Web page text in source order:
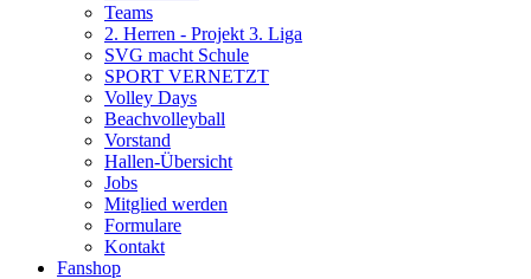
Teams
2. Herren - Projekt 3. Liga
SVG macht Schule
SPORT VERNETZT
Volley Days
Beachvolleyball
Vorstand
Hallen-Übersicht
Jobs
Mitglied werden
Formulare
Kontakt
Fanshop